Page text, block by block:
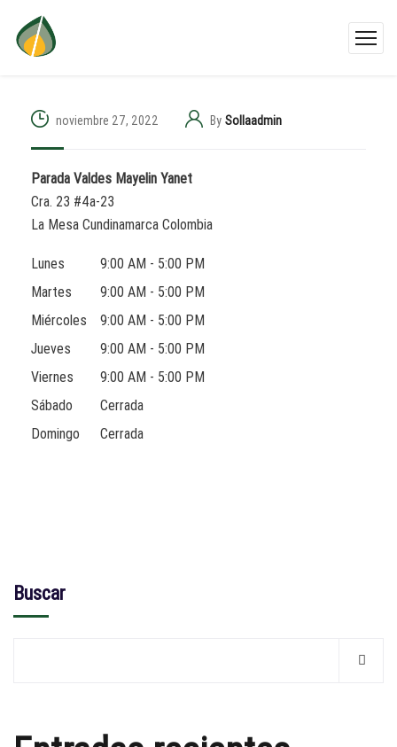
noviembre 27, 2022 By Sollaadmin
Parada Valdes Mayelin Yanet
Cra. 23 #4a-23
La Mesa Cundinamarca Colombia
Lunes
9:00 AM - 5:00 PM
Martes
9:00 AM - 5:00 PM
Miércoles
9:00 AM - 5:00 PM
Jueves
9:00 AM - 5:00 PM
Viernes
9:00 AM - 5:00 PM
Sábado
Cerrada
Domingo
Cerrada
Buscar